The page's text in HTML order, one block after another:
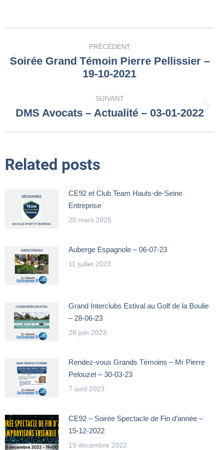
article
PRÉCÉDENT
Article
précédent
Soirée Grand Témoin Pierre Pellissier –
19-10-2021
SUIVANT
Article
DMS Avocats – Actualité – 03-01-2022
Related posts
CE92 et Club Team Hauts-de-Seine
Entreprise
20 mars 2025
Auberge Espagnole – 06-07-23
11 juillet 2023
Grand Interclubs Estival au Golf de la Boulie
– 28-06-23
28 juin 2023
Rendez-vous Grands Témoins – Mr Pierre
Pelouzet – 30-03-23
7 avril 2023
CE92 – Soirée Spectacle de Fin d’année –
15-12-2022
19 décembre 2022